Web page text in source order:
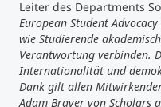
Leiter des Departments
European Student
wie Studierende
Verantwortung verbinden.
Internationalität und
Dank gilt allen
Adam Braver von Scholars